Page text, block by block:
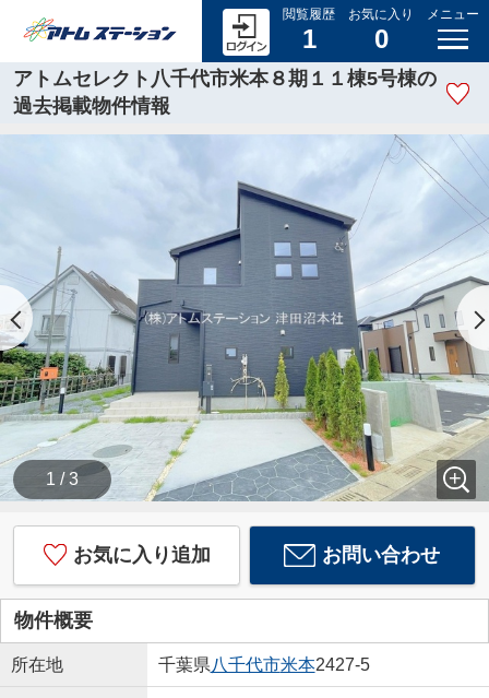
閲覧履歴
1
お気に入り
0
メニュー
アトムセレクト八千代市米本８期１１棟5号棟の
過去掲載物件情報
1 / 3
お気に入り追加 お問い合わせ
物件概要
所在地 千葉県八千代市米本2427-5